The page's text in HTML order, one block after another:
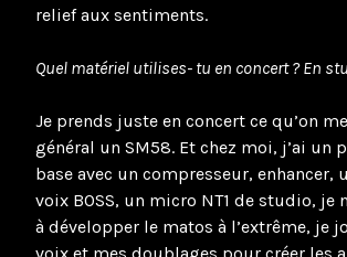
relief aux sentiments.
Quel matériel utilises- tu en concert ? En
Je prends juste en concert ce qu’on
général un SM58. Et chez moi, j’ai un
base avec un compresseur, enhancer,
voix BOSS, un micro NT1 de studio, je
à développer le matos à l’extrême, je
voix et mes doublages pour créer les